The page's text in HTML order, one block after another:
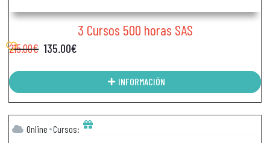
3 Cursos 500 horas SAS
215.00€ 135.00€
INFORMACIÓN
Online Cursos: